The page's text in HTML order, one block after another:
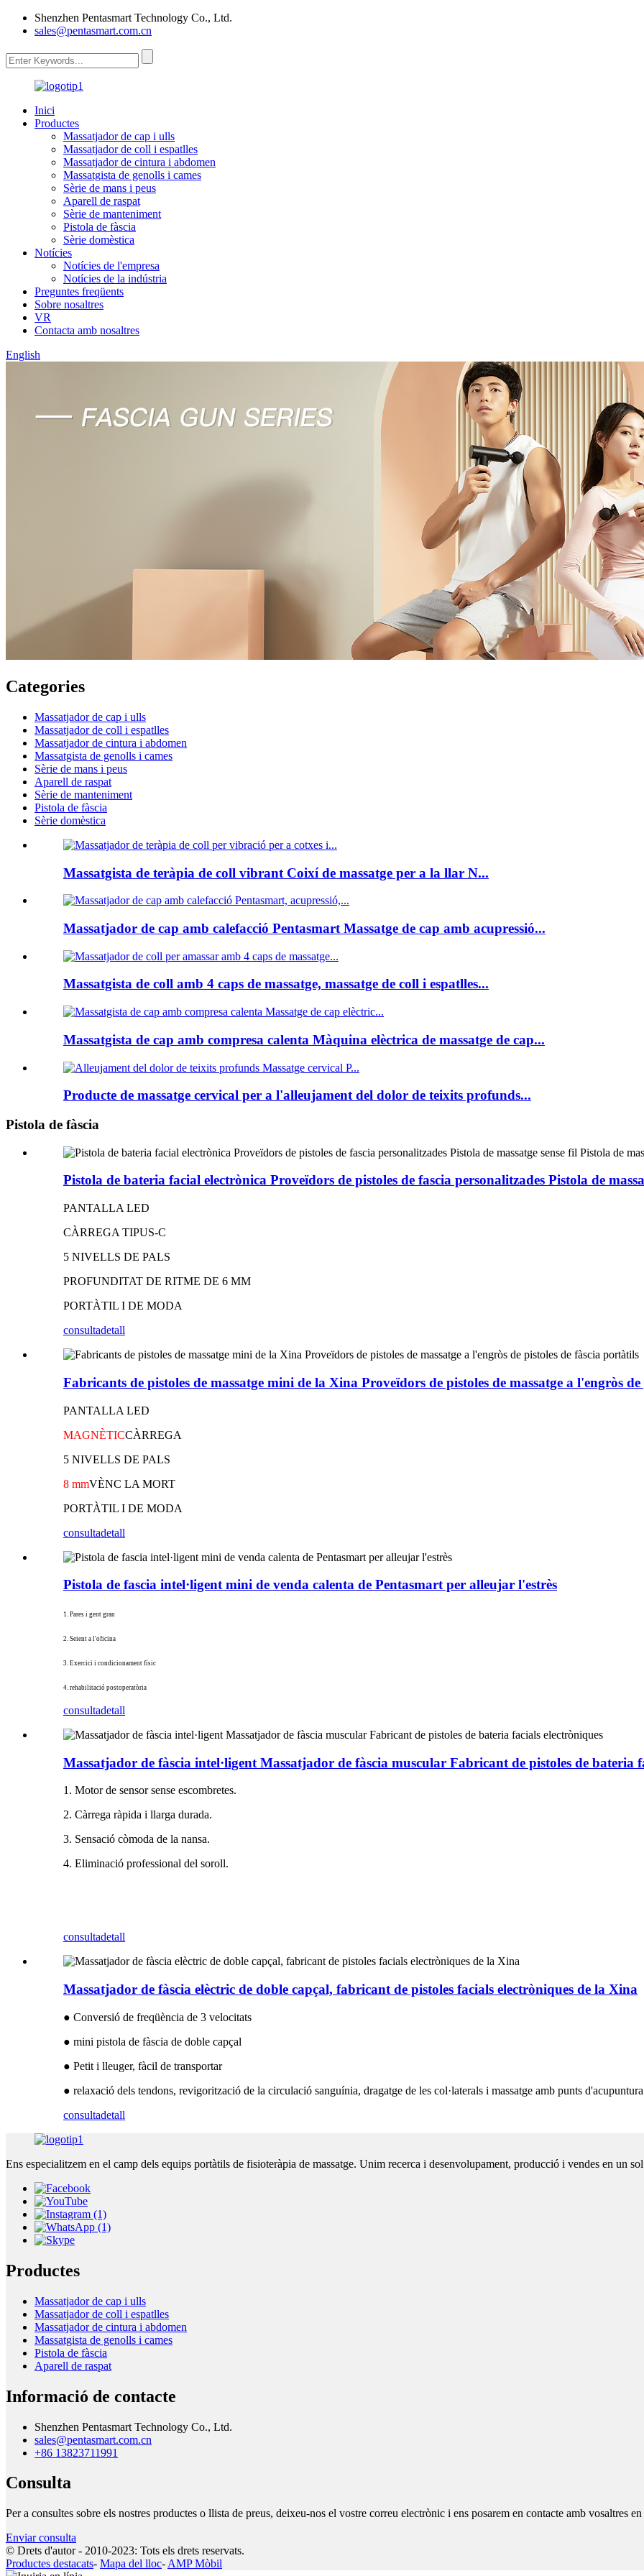
Shenzhen Pentasmart Technology Co., Ltd.
sales@pentasmart.com.cn
Inici
Productes
Massatjador de cap i ulls
Massatjador de coll i espatlles
Massatjador de cintura i abdomen
Massatgista de genolls i cames
Sèrie de mans i peus
Aparell de raspat
Sèrie de manteniment
Pistola de fàscia
Sèrie domèstica
Notícies
Notícies de l'empresa
Notícies de la indústria
Preguntes freqüents
Sobre nosaltres
VR
Contacta amb nosaltres
English
Categories
Massatjador de cap i ulls
Massatjador de coll i espatlles
Massatjador de cintura i abdomen
Massatgista de genolls i cames
Sèrie de mans i peus
Aparell de raspat
Sèrie de manteniment
Pistola de fàscia
Sèrie domèstica
Massatgista de teràpia de coll vibrant Coixí de massatge per a la llar N...
Massatjador de cap amb calefacció Pentasmart Massatge de cap amb acupressió...
Massatgista de coll amb 4 caps de massatge, massatge de coll i espatlles...
Massatgista de cap amb compresa calenta Màquina elèctrica de massatge de cap...
Producte de massatge cervical per a l'alleujament del dolor de teixits profunds...
Pistola de fàscia
Pistola de bateria facial electrònica Proveïdors de pistoles de fascia personalitzades Pistola de
PANTALLA LED
CÀRREGA TIPUS-C
5 NIVELLS DE PALS
PROFUNDITAT DE RITME DE 6 MM
PORTÀTIL I DE MODA
consultadetall
Fabricants de pistoles de massatge mini de la Xina Proveïdors de pistoles de massatge a l'engròs
PANTALLA LED
MAGNÈTICCÀRREGA
5 NIVELLS DE PALS
8 mmVÈNC LA MORT
PORTÀTIL I DE MODA
consultadetall
Pistola de fascia intel·ligent mini de venda calenta de Pentasmart per alleujar l'estrès
1. Pares i gent gran
2. Seient a l'oficina
3. Exercici i condicionament físic
4. rehabilitació postoperatòria
consultadetall
Massatjador de fàscia intel·ligent Massatjador de fàscia muscular Fabricant de pistoles de bateria
1. Motor de sensor sense escombretes.
2. Càrrega ràpida i llarga durada.
3. Sensació còmoda de la nansa.
4. Eliminació professional del soroll.
consultadetall
Massatjador de fàscia elèctric de doble capçal, fabricant de pistoles facials electròniques de la Xina
● Conversió de freqüència de 3 velocitats
● mini pistola de fàscia de doble capçal
● Petit i lleuger, fàcil de transportar
● relaxació dels tendons, revigorització de la circulació sanguínia, dragatge de les col·laterals i massatge amb punts d'acupuntura
consultadetall
Ens especialitzem en el camp dels equips portàtils de fisioteràpia de massatge. Unim recerca i desenvolupament, producció i vendes en un
Productes
Massatjador de cap i ulls
Massatjador de coll i espatlles
Massatjador de cintura i abdomen
Massatgista de genolls i cames
Pistola de fàscia
Aparell de raspat
Informació de contacte
Shenzhen Pentasmart Technology Co., Ltd.
sales@pentasmart.com.cn
+86 13823711991
Consulta
Per a consultes sobre els nostres productes o llista de preus, deixeu-nos el vostre correu electrònic i ens posarem en contacte amb vosaltres
Enviar consulta
© Drets d'autor - 2010-2023: Tots els drets reservats.
Productes destacats- Mapa del lloc- AMP Mòbil